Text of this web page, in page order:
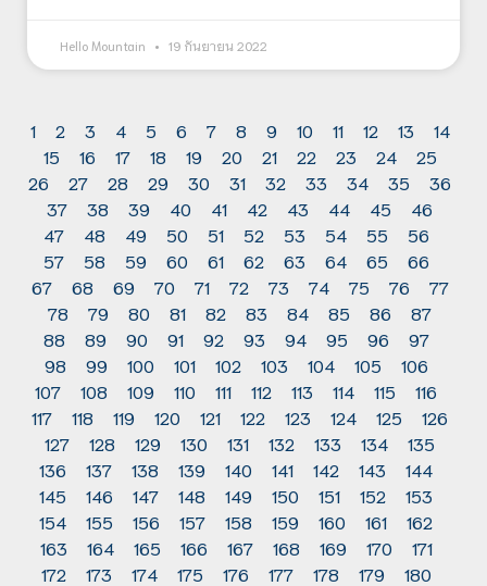
Hello Mountain 19 กันยายน 2022
1 2 3 4 5 6 7 8 9 10 11 12 13
14
15
16 17 18 19 20 21 22 23 24
25
26
27 28 29 30 31 32 33 34 35
36
37
38 39 40 41 42 43 44 45
46
47
48 49 50 51 52 53 54 55
56
57
58 59 60 61 62 63 64 65
66
67
68 69 70 71 72 73 74 75 76
77
78
79 80 81 82 83 84 85 86
87
88
89 90 91 92 93 94 95 96
97
98
99 100 101 102 103 104 105
106
107
108 109 110 111 112 113 114 115
116
117
118 119 120 121 122 123 124 125
126
127
128 129 130 131 132 133 134
135
136
137 138 139 140 141 142 143
144
145
146 147 148 149 150 151 152
153
154
155 156 157 158 159 160 161
162
163
164 165 166 167 168 169 170
171
172
173 174 175 176 177 178 179
180